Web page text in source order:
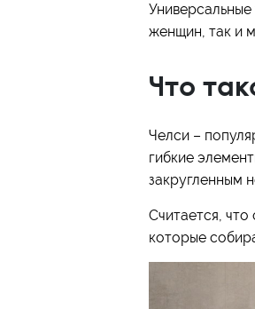
женщин, так и
Что
Челси –
гибкие
закругленным
Считается,
которые